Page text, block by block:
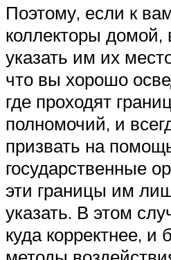
Поэтому, если к
коллекторы домой,
указать им их
что вы хорошо
где проходят
полномочий, и
призвать на
государственные
эти границы им
указать. В этом
куда корректнее, и